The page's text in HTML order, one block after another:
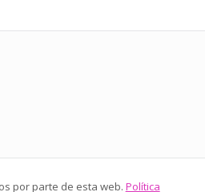
por parte de esta web. Política